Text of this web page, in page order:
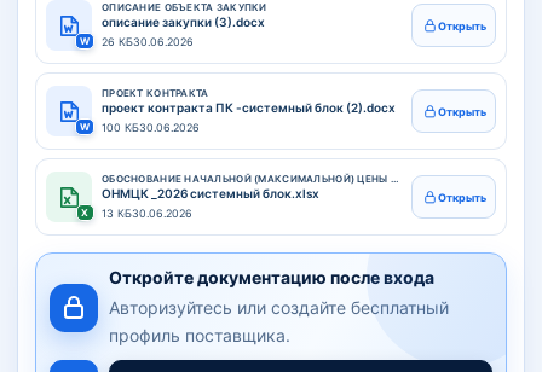
W
ОПИСАНИЕ ОБЪЕКТА ЗАКУПКИ
описание закупки (3).docx
26 КБ30.06.2026
Открыть
W
ПРОЕКТ КОНТРАКТА
проект контракта ПК -системный блок (2).docx
100 КБ30.06.2026
Открыть
X
ОБОСНОВАНИЕ НАЧАЛЬНОЙ (МАКСИМАЛЬНОЙ) ЦЕНЫ КОНТРАКТА
ОНМЦК _2026 системный блок.xlsx
13 КБ30.06.2026
Открыть
Откройте документацию после входа
Авторизуйтесь или создайте бесплатный
профиль поставщика.